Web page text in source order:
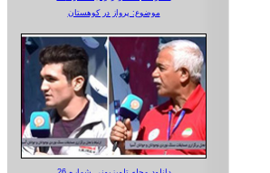
موضوع: پرواز در کوهستان